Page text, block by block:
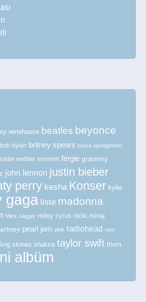
winehouse beatles beyonce
bob dylan britney spears bruce springsteen
vedder eminem fergie grammy
john lennon justin bieber
perry kesha Konser kylie
gaga liste madonna
Mick Jagger miley cyrus nicki minaj
pearl jam pink radiohead rem
stones shakira taylor swift thom
albüm